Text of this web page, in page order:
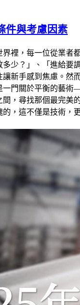
件與考慮因素
裡，每一位從業者
多少？」、「進給要
讓新手感到焦慮。然
一門關於平衡的藝
，尋找那個最完美
，這不僅是技術，